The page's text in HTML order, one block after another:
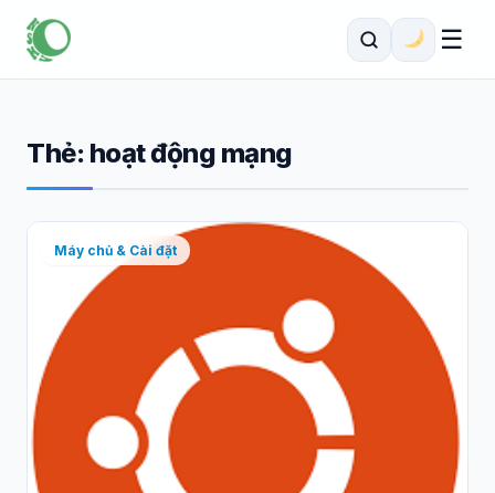
☰
Thẻ: hoạt động mạng
Máy chủ & Cài đặt